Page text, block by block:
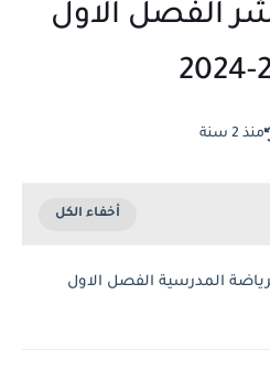
الفصل الاول
منذ 2 سنة
المدرسية الفصل الاول